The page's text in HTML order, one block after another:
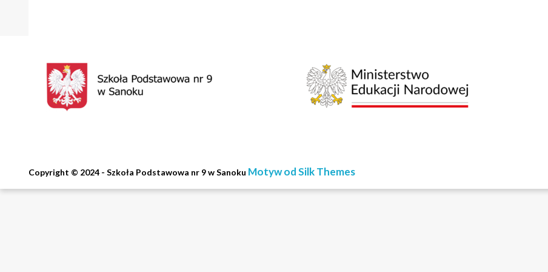
Copyright © 2024 - Szkoła Podstawowa nr 9 w Sanoku Motyw od Silk Themes